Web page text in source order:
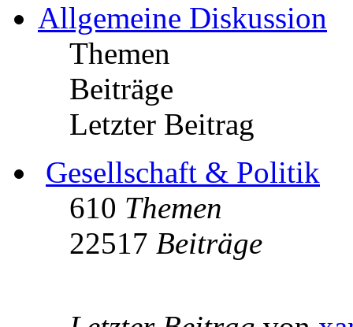
Allgemeine Diskussion
Themen
Beiträge
Letzter Beitrag
Gesellschaft & Politik
610 Themen
22517 Beiträge